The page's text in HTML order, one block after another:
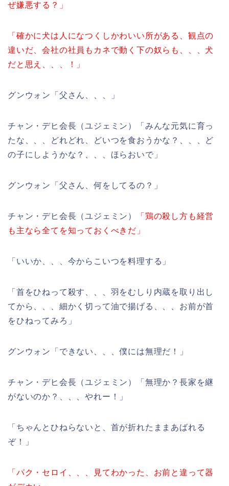
ぜ嫌悪する？」
「確かに犬は人になつくしかわいい所がある、観点の
違いだ、会社の社員もカネで動く下の奴らも、、、犬
だと思え、、、！」
グンウォン「父さん、、、」
チャン・デヒ会長（ユジェミン）「みんな元気に育っ
たな、、、どれどれ、どいつを食おうかな？、、、ど
の子にしようかな？、、、ほらおいで」
グンウォン「父さん、何をしてるの？」
チャン・デヒ会長（ユジェミン）
「鶏の殺し方も経営
も主なら全てを知っておくべきだ」
「いいか、、、今からこいつを料理する」
「首をひねって殺す、、、羽をむしり内蔵を取り出し
てから、、、細かく切って油で揚げる、、、お前が首
をひねってみろ」
グンウォン「できない、、、僕には無理だ！」
チャン・デヒ会長（ユジェミン）「無理か？長家を継
がないのか？、、、やれー！」
「ちゃんとひねらないと、首が折れたままあばれる
ぞ！」
「パク・セロイ、、、見てわかった、お前と違って器